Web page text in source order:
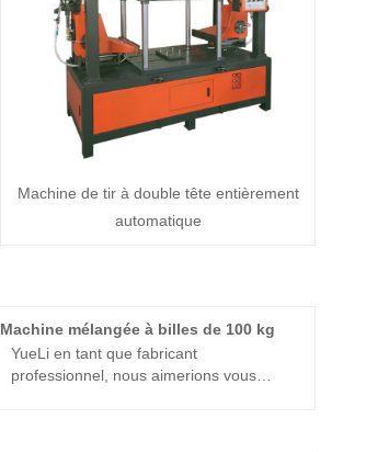
Machine de tir à double tête entièrement
automatique
Machine mélangée à billes de 100 kg
YueLi en tant que fabricant
professionnel, nous aimerions vous